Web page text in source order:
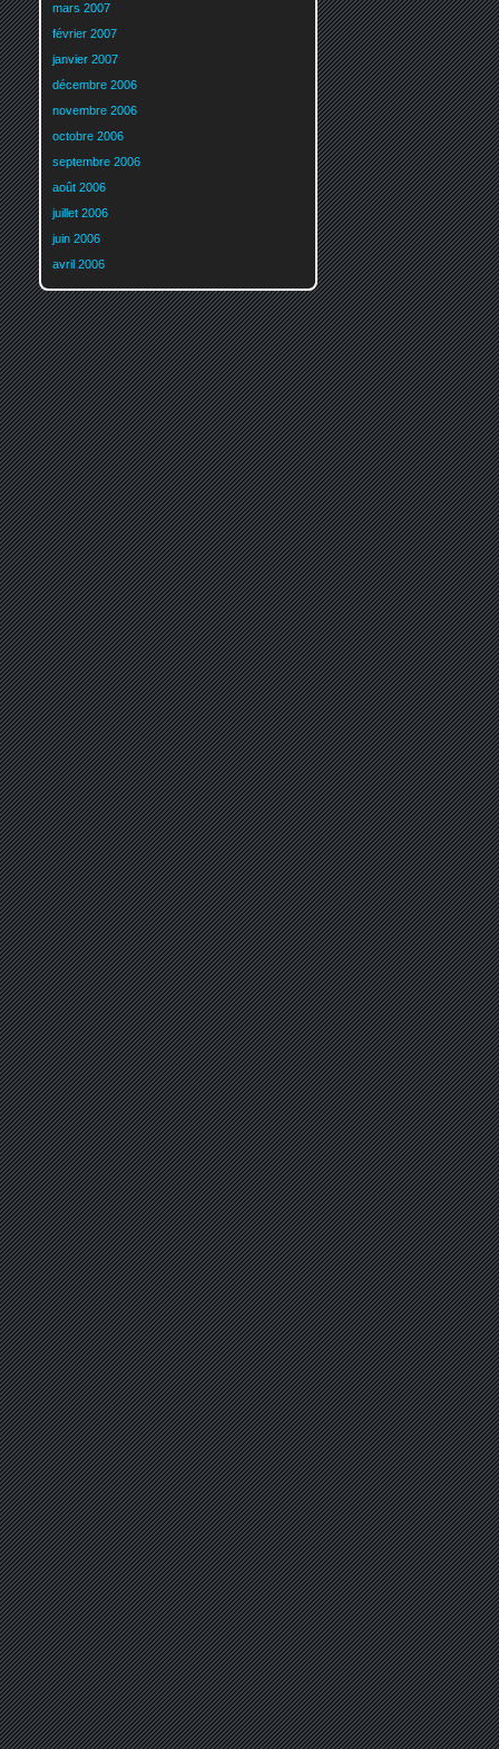
mars 2007
février 2007
janvier 2007
décembre 2006
novembre 2006
octobre 2006
septembre 2006
août 2006
juillet 2006
juin 2006
avril 2006